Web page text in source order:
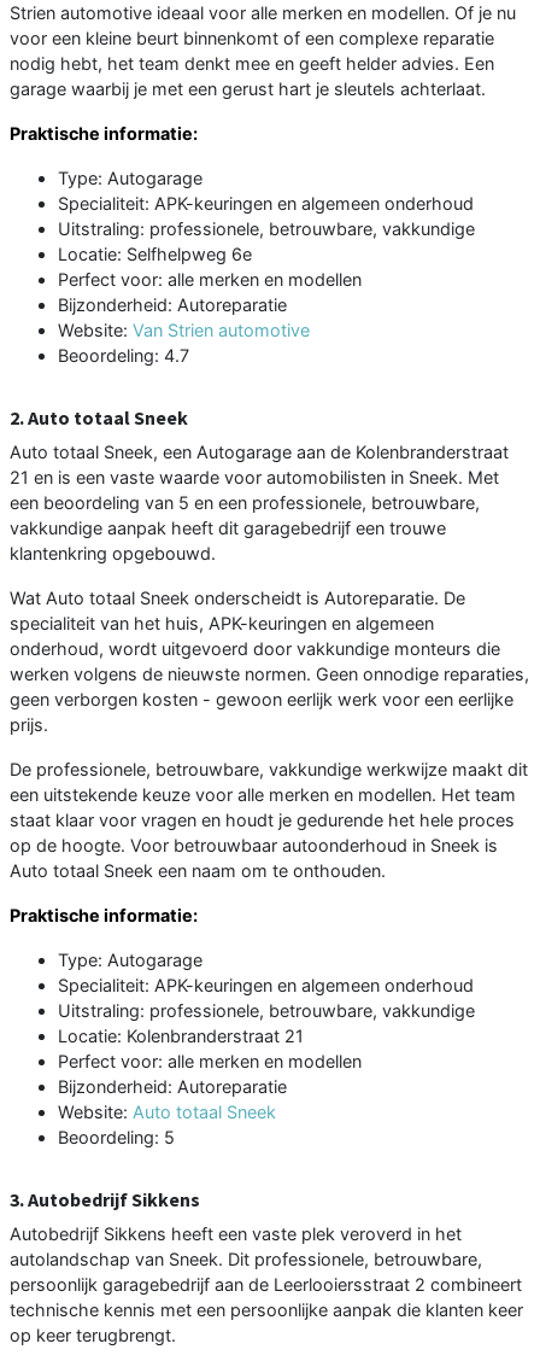
Strien automotive ideaal voor alle merken en modellen. Of je nu
voor een kleine beurt binnenkomt of een complexe reparatie
nodig hebt, het team denkt mee en geeft helder advies. Een
garage waarbij je met een gerust hart je sleutels achterlaat.
Praktische informatie:
Type: Autogarage
Specialiteit: APK-keuringen en algemeen onderhoud
Uitstraling: professionele, betrouwbare, vakkundige
Locatie: Selfhelpweg 6e
Perfect voor: alle merken en modellen
Bijzonderheid: Autoreparatie
Website: Van Strien automotive
Beoordeling: 4.7
2. Auto totaal Sneek
Auto totaal Sneek, een Autogarage aan de Kolenbranderstraat
21 en is een vaste waarde voor automobilisten in Sneek. Met
een beoordeling van 5 en een professionele, betrouwbare,
vakkundige aanpak heeft dit garagebedrijf een trouwe
klantenkring opgebouwd.
Wat Auto totaal Sneek onderscheidt is Autoreparatie. De
specialiteit van het huis, APK-keuringen en algemeen
onderhoud, wordt uitgevoerd door vakkundige monteurs die
werken volgens de nieuwste normen. Geen onnodige reparaties,
geen verborgen kosten - gewoon eerlijk werk voor een eerlijke
prijs.
De professionele, betrouwbare, vakkundige werkwijze maakt dit
een uitstekende keuze voor alle merken en modellen. Het team
staat klaar voor vragen en houdt je gedurende het hele proces
op de hoogte. Voor betrouwbaar autoonderhoud in Sneek is
Auto totaal Sneek een naam om te onthouden.
Praktische informatie:
Type: Autogarage
Specialiteit: APK-keuringen en algemeen onderhoud
Uitstraling: professionele, betrouwbare, vakkundige
Locatie: Kolenbranderstraat 21
Perfect voor: alle merken en modellen
Bijzonderheid: Autoreparatie
Website: Auto totaal Sneek
Beoordeling: 5
3. Autobedrijf Sikkens
Autobedrijf Sikkens heeft een vaste plek veroverd in het
autolandschap van Sneek. Dit professionele, betrouwbare,
persoonlijk garagebedrijf aan de Leerlooiersstraat 2 combineert
technische kennis met een persoonlijke aanpak die klanten keer
op keer terugbrengt.